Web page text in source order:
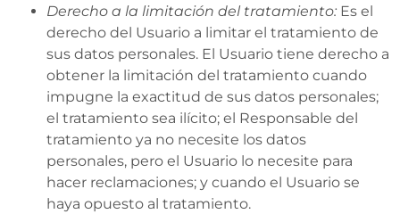
Derecho a la limitación del tratamiento: Es el
derecho del Usuario a limitar el tratamiento de
sus datos personales. El Usuario tiene derecho a
obtener la limitación del tratamiento cuando
impugne la exactitud de sus datos personales;
el tratamiento sea ilícito; el Responsable del
tratamiento ya no necesite los datos
personales, pero el Usuario lo necesite para
hacer reclamaciones; y cuando el Usuario se
haya opuesto al tratamiento.